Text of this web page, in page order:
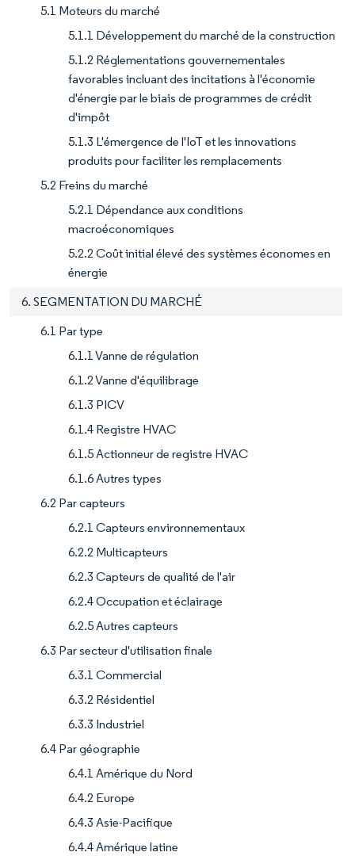
5.1 Moteurs du marché
5.1.1 Développement du marché de la construction
5.1.2 Réglementations gouvernementales
favorables incluant des incitations à l'économie
d'énergie par le biais de programmes de crédit
d'impôt
5.1.3 L'émergence de l'IoT et les innovations
produits pour faciliter les remplacements
5.2 Freins du marché
5.2.1 Dépendance aux conditions
macroéconomiques
5.2.2 Coût initial élevé des systèmes économes en
énergie
6. SEGMENTATION DU MARCHÉ
6.1 Par type
6.1.1 Vanne de régulation
6.1.2 Vanne d'équilibrage
6.1.3 PICV
6.1.4 Registre HVAC
6.1.5 Actionneur de registre HVAC
6.1.6 Autres types
6.2 Par capteurs
6.2.1 Capteurs environnementaux
6.2.2 Multicapteurs
6.2.3 Capteurs de qualité de l'air
6.2.4 Occupation et éclairage
6.2.5 Autres capteurs
6.3 Par secteur d'utilisation finale
6.3.1 Commercial
6.3.2 Résidentiel
6.3.3 Industriel
6.4 Par géographie
6.4.1 Amérique du Nord
6.4.2 Europe
6.4.3 Asie-Pacifique
6.4.4 Amérique latine